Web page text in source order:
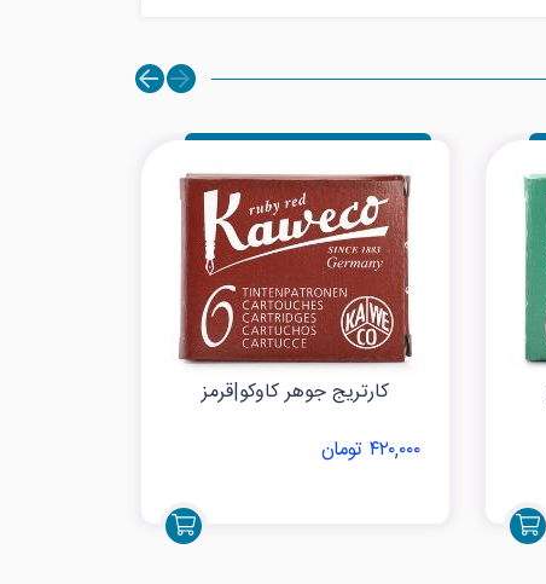
کارتریج جوهر کاوکو|قرمز
۴۲۰,۰۰۰ تومان